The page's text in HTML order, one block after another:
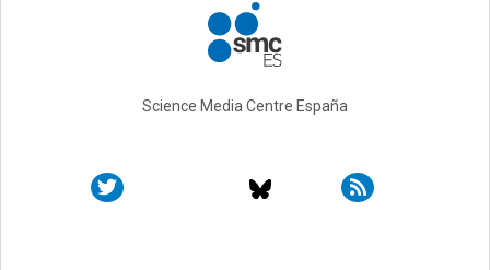
Science Media Centre España